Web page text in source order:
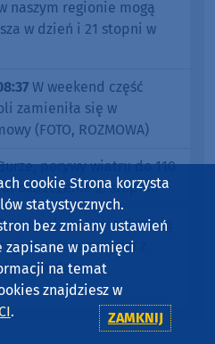
naszym regionie mogą
w dzień i 21 stopni w
W weekend część
zamieniła się w
(FOTO, ROZMOWA)
porywy wiatru do 110
ostrzeżenie 2. stopnia
alarmowe zabrzmią
To w związku z
powstania
cookie Strona korzysta
statystycznych.
bez zmiany ustawień
zapisane w pamięci
na temat
znajdziesz w
. ZAMKNIJ